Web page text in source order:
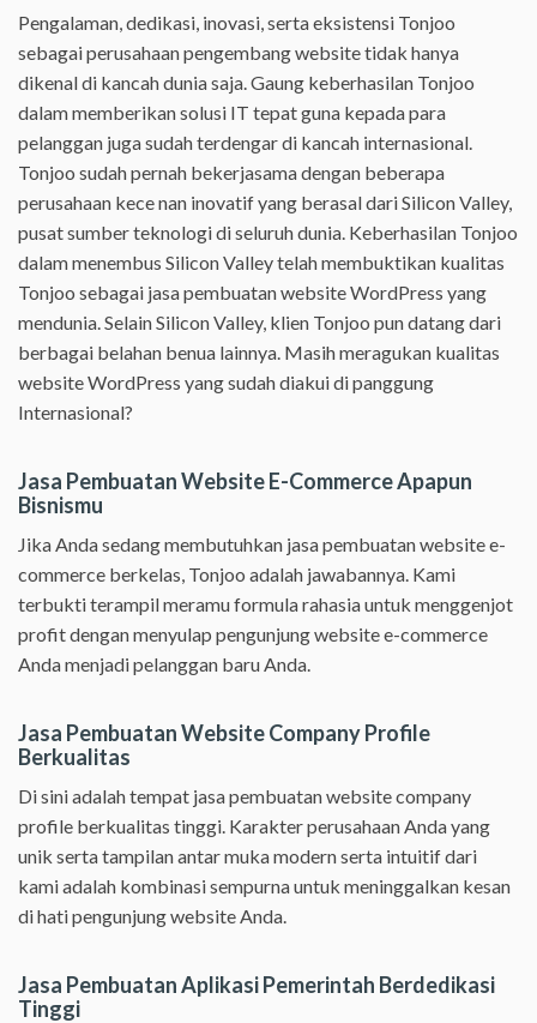
Pengalaman, dedikasi, inovasi, serta eksistensi Tonjoo
sebagai perusahaan pengembang website tidak hanya
dikenal di kancah dunia saja. Gaung keberhasilan Tonjoo
dalam memberikan solusi IT tepat guna kepada para
pelanggan juga sudah terdengar di kancah internasional.
Tonjoo sudah pernah bekerjasama dengan beberapa
perusahaan kece nan inovatif yang berasal dari Silicon Valley,
pusat sumber teknologi di seluruh dunia. Keberhasilan Tonjoo
dalam menembus Silicon Valley telah membuktikan kualitas
Tonjoo sebagai jasa pembuatan website WordPress yang
mendunia. Selain Silicon Valley, klien Tonjoo pun datang dari
berbagai belahan benua lainnya. Masih meragukan kualitas
website WordPress yang sudah diakui di panggung
Internasional?
Jasa Pembuatan Website E-Commerce Apapun
Bisnismu
Jika Anda sedang membutuhkan jasa pembuatan website e-
commerce berkelas, Tonjoo adalah jawabannya. Kami
terbukti terampil meramu formula rahasia untuk menggenjot
profit dengan menyulap pengunjung website e-commerce
Anda menjadi pelanggan baru Anda.
Jasa Pembuatan Website Company Profile
Berkualitas
Di sini adalah tempat jasa pembuatan website company
profile berkualitas tinggi. Karakter perusahaan Anda yang
unik serta tampilan antar muka modern serta intuitif dari
kami adalah kombinasi sempurna untuk meninggalkan kesan
di hati pengunjung website Anda.
Jasa Pembuatan Aplikasi Pemerintah Berdedikasi
Tinggi